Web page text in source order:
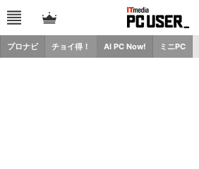
プロナビ チョイ得！ AI PC Now! ミニPC